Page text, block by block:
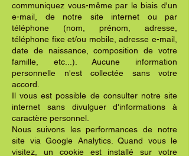
communiquez vous-même par le biais d'un
e-mail, de notre site internet ou par
téléphone (nom, prénom, adresse,
téléphone fixe et/ou mobile, adresse e-mail,
date de naissance, composition de votre
famille, etc...). Aucune information
personnelle n'est collectée sans votre
accord.
Il vous est possible de consulter notre site
internet sans divulguer d'informations à
caractère personnel.
Nous suivons les performances de notre
site via Google Analytics. Quand vous le
visitez, un cookie est installé sur votre